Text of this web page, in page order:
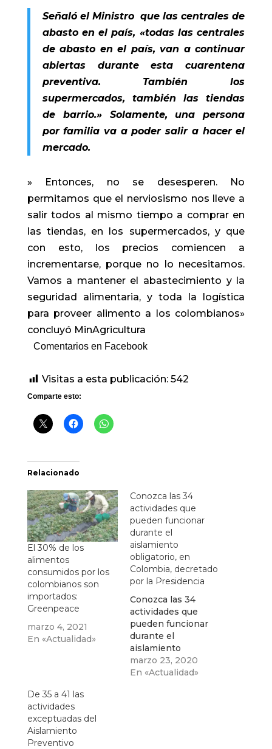
Señaló el Ministro que las centrales de
abasto en el país, «todas las centrales
de abasto en el país, van a continuar
abiertas durante esta cuarentena
preventiva. También los
supermercados, también las tiendas
de barrio.» Solamente, una persona
por familia va a poder salir a hacer el
mercado.
» Entonces, no se desesperen. No
permitamos que el nerviosismo nos lleve a
salir todos al mismo tiempo a comprar en
las tiendas, en los supermercados, y que
con esto, los precios comiencen a
incrementarse, porque no lo necesitamos.
Vamos a mantener el abastecimiento y la
seguridad alimentaria, y toda la logística
para proveer alimento a los colombianos»
concluyó MinAgricultura
Comentarios en Facebook
Visitas a esta publicación: 542
Comparte esto:
Relacionado
El 30% de los
alimentos
consumidos por los
colombianos son
importados:
Greenpeace
marzo 4, 2021
En «Actualidad»
Conozca las 34
actividades que
pueden funcionar
durante el
aislamiento
obligatorio, en
Colombia, decretado
por la Presidencia
Conozca las 34
actividades que
pueden funcionar
durante el
aislamiento
obligatorio, en
Colombia, decretado
marzo 23, 2020
En «Actualidad»
De 35 a 41 las
actividades
exceptuadas del
Aislamiento
Preventivo